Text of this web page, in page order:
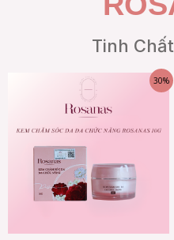
Tinh
30%